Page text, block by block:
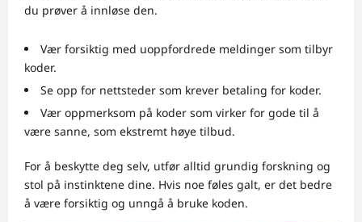
du prøver å innløse den.
Vær forsiktig med uoppfordrede meldinger som tilbyr
koder.
Se opp for nettsteder som krever betaling for koder.
Vær oppmerksom på koder som virker for gode til å
være sanne, som ekstremt høye tilbud.
For å beskytte deg selv, utfør alltid grundig forskning og
stol på instinktene dine. Hvis noe føles galt, er det bedre
å være forsiktig og unngå å bruke koden.